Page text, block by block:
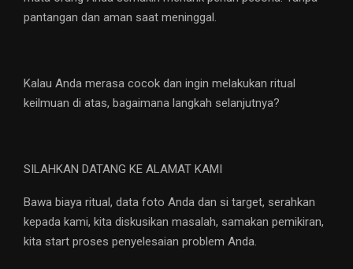
pantangan dan aman saat meninggal.
Kalau Anda merasa cocok dan ingin melakukan ritual
keilmuan di atas, bagaimana langkah selanjutnya?
SILAHKAN DATANG KE ALAMAT KAMI
Bawa biaya ritual, data foto Anda dan si target, serahkan
kepada kami, kita diskusikan masalah, samakan pemikiran,
kita start proses penyelesaian problem Anda.